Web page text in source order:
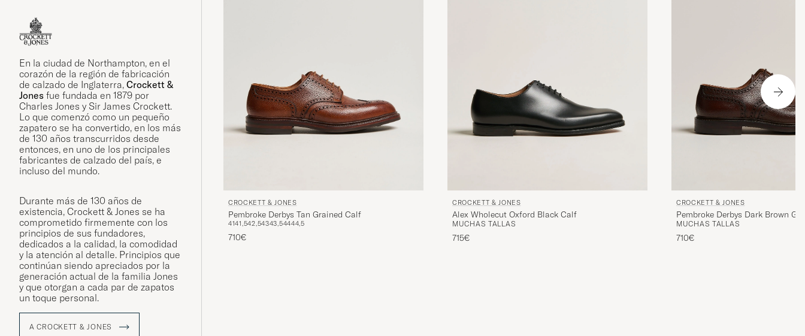
En la ciudad de Northampton, en el
corazón de la región de fabricación
de calzado de Inglaterra, Crockett &
Jones fue fundada en 1879 por
Charles Jones y Sir James Crockett.
Lo que comenzó como un pequeño
zapatero se ha convertido, en los más
de 130 años transcurridos desde
entonces, en uno de los principales
fabricantes de calzado del país, e
incluso del mundo.
Durante más de 130 años de
existencia, Crockett & Jones se ha
comprometido firmemente con los
principios de sus fundadores,
dedicados a la calidad, la comodidad
y la atención al detalle. Principios que
continúan siendo apreciados por la
generación actual de la familia Jones
y que otorgan a cada par de zapatos
un toque personal.
A CROCKETT & JONES
CROCKETT & JONES
Pembroke Derbys Tan Grained Calf
4141,542,54343,54444,5
710€
CROCKETT & JONES
Alex Wholecut Oxford Black Calf
MUCHAS TALLAS
715€
CROCKETT & JONES
Pembroke Derbys Dark Brown
MUCHAS TALLAS
710€